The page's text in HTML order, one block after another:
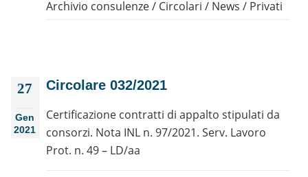
Archivio consulenze/ Circolari / News / Privati
27
Gen
2021
Circolare 032/2021
Certificazione contratti di appalto stipulati da
consorzi. Nota INL n. 97/2021. Serv. Lavoro
Prot. n. 49 – LD/aa